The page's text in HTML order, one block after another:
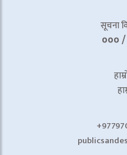
सूचना
०००